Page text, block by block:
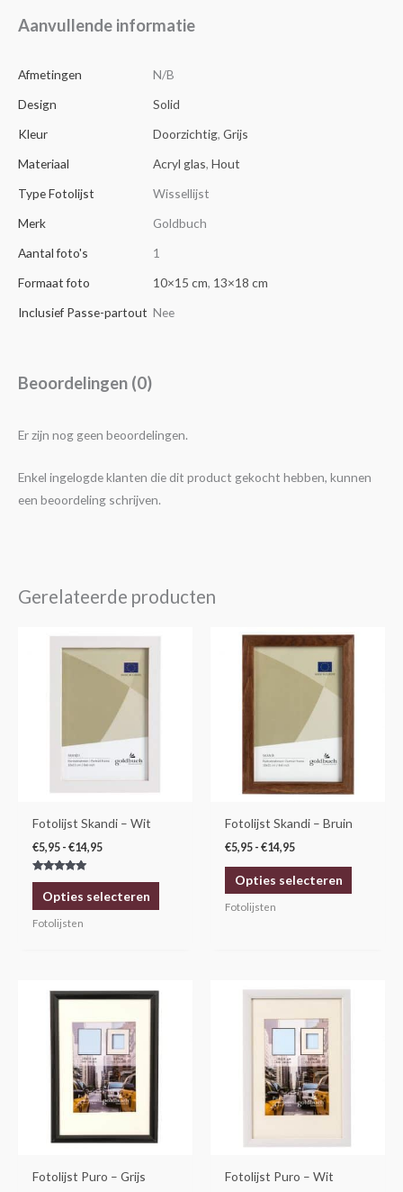
Aanvullende informatie
Afmetingen
N/B
Design
Solid
Kleur
Doorzichtig, Grijs
Materiaal
Acryl glas, Hout
Type Fotolijst
Wissellijst
Merk
Goldbuch
Aantal foto's
1
Formaat foto
10×15 cm, 13×18 cm
Inclusief Passe-partout Nee
Beoordelingen (0)
Er zijn nog geen beoordelingen.
Enkel ingelogde klanten die dit product gekocht hebben, kunnen
een beoordeling schrijven.
Gerelateerde producten
Fotolijst Skandi – Wit
€5,95 - €14,95
€5,95
€14,95
Gewaardeerd
5.00
uit 5Opties selecteren
Dit
kan
de
productpagina
Fotolijsten
Fotolijst Skandi – Bruin
€5,95 - €14,95
Prijsklasse:
€5,95
€14,95
Opties selecteren
Dit
kan
Fotolijsten
Fotolijst Puro – Grijs
€4,25
€14,30
Dit
optie
kan
Fotolijst Puro – Wit
€4,25
€14,30
kan